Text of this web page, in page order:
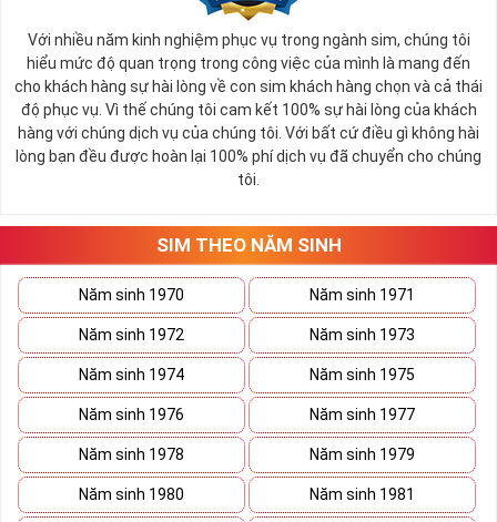
Với nhiều năm kinh nghiệm phục vụ trong ngành sim, chúng tôi
hiểu mức độ quan trọng trong công việc của mình là mang đến
cho khách hàng sự hài lòng về con sim khách hàng chọn và cả thái
độ phục vụ. Vì thế chúng tôi cam kết 100% sự hài lòng của khách
hàng với chúng dịch vụ của chúng tôi. Với bất cứ điều gì không hài
lòng bạn đều được hoàn lại 100% phí dịch vụ đã chuyển cho chúng
tôi.
SIM THEO NĂM SINH
Năm sinh 1970 Năm sinh 1971
Năm sinh 1972 Năm sinh 1973
Năm sinh 1974 Năm sinh 1975
Năm sinh 1976 Năm sinh 1977
Năm sinh 1978 Năm sinh 1979
Năm sinh 1980 Năm sinh 1981